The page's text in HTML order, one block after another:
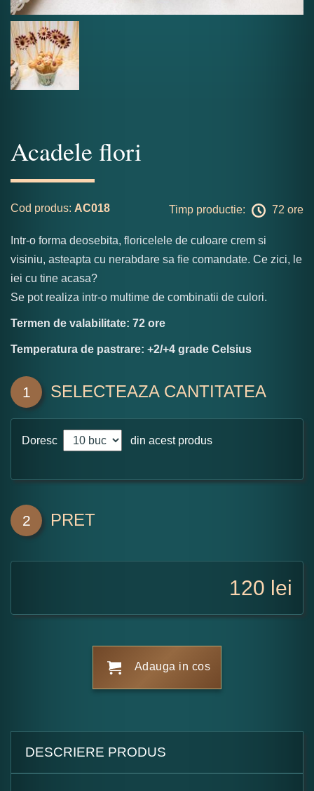
Acadele flori
Cod produs: AC018 Timp productie: 72 ore
Intr-o forma deosebita, floricelele de culoare crem si
visiniu, asteapta cu nerabdare sa fie comandate. Ce zici, le
iei cu tine acasa?
Se pot realiza intr-o multime de combinatii de culori.
Termen de valabilitate: 72 ore
Temperatura de pastrare: +2/+4 grade Celsius
1 SELECTEAZA CANTITATEA
Doresc din acest produs
2 PRET
120 lei
Adauga in cos
DESCRIERE PRODUS